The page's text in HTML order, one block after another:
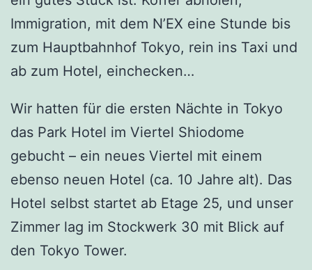
Immigration, mit dem N’EX eine Stunde bis
zum Hauptbahnhof Tokyo, rein ins Taxi und
ab zum Hotel, einchecken…
Wir hatten für die ersten Nächte in Tokyo
das Park Hotel im Viertel Shiodome
gebucht – ein neues Viertel mit einem
ebenso neuen Hotel (ca. 10 Jahre alt). Das
Hotel selbst startet ab Etage 25, und unser
Zimmer lag im Stockwerk 30 mit Blick auf
den Tokyo Tower.